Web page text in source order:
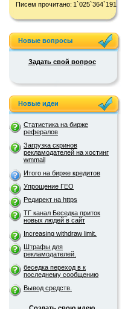
Писем прочитано: 1`025`364`191
Новые вопросы
Задать свой вопрос
Новые идеи
Статистика на бирже
рефералов
Загрузка скринов
рекламодателей на хостинг
wmmail
Итого на бирже кредитов
Упрощение ГЕО
Редирект на https
ТГ канал Беседка приток
новых людей в сайт
Increasing withdraw limit.
Штрафы для
рекламодателей.
беседка переход в к
последнему сообщению
Вывод средств.